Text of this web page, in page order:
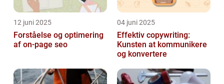
12 juni 2025
Forståelse og optimering
af on-page seo
04 juni 2025
Effektiv copywriting:
Kunsten at kommunikere
og konvertere